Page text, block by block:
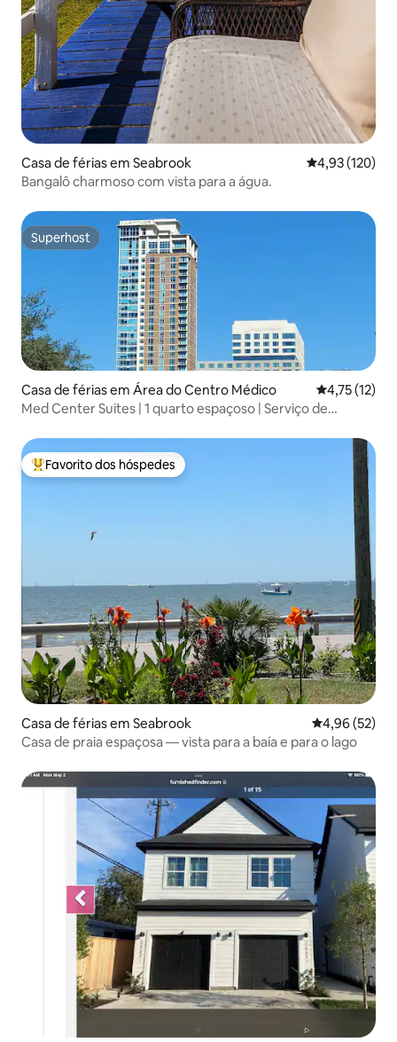
Casa de férias em Seabrook Classificação
4,93 (120)
Bangalô charmoso com vista para a água.
Superhost
Superhost
Casa de férias em Área do Centro Médico
4,75 (12)
Med Center Suites | 1 quarto espaçoso | Serviço de
Favoritos dos hóspedes mais apreciados
Favorito dos hóspedes
Casa de férias em Seabrook Classificação
4,96 (52)
Casa de praia espaçosa — vista para a baía e para o lago